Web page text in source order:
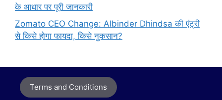
के आधार पर पूरी जानकारी
Zomato CEO Change: Albinder Dhindsa की एंट्री
से किसे होगा फायदा, किसे नुकसान?
Terms and Conditions